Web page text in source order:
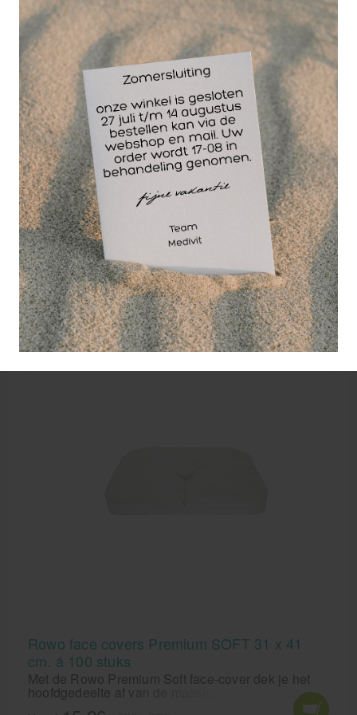
gel
Lange levensduur dankzij beproefd en slijtvast
materiaal
Ligt stabiel op de bank door het verhoogde
gewicht (1.450 gram)
Afmetingen: 38 cm (L) x 27,5 cm (B) x 3 cm (H)
Rowo biedt u de kwaliteit die u kent van Duits
fabrikaat. Doe een slimme investering in uw
fysiotherapie en massage producten en kies voor
Rowo.
Wellicht ook interessant
Rowo face covers Premium SOFT 31 x 41
cm. á 100 stuks
Met de Rowo Premium Soft face-cover dek je het
hoofdgedeelte af van de massagetafel. Zo werk je
hygiënisch én bescherm je het leer tegen